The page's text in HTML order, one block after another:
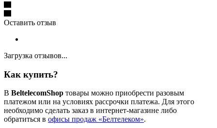
Оставить отзыв
Загрузка отзывов...
Как купить?
В BeltelecomShop товары можно приобрести разовым
платежом или на условиях рассрочки платежа. Для этого
необходимо сделать заказ в интернет-магазине либо
обратиться в офисы продаж «Белтелеком».